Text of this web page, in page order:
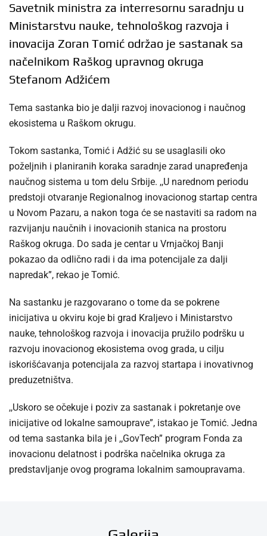
Savetnik ministra za interresornu saradnju u
Ministarstvu nauke, tehnološkog razvoja i
inovacija Zoran Tomić održao je sastanak sa
načelnikom Raškog upravnog okruga
Stefanom Adžićem
Tema sastanka bio je dalji razvoj inovacionog i naučnog
ekosistema u Raškom okrugu.
Tokom sastanka, Tomić i Adžić su se usaglasili oko
poželjnih i planiranih koraka saradnje zarad unapređenja
naučnog sistema u tom delu Srbije. ,,U narednom periodu
predstoji otvaranje Regionalnog inovacionog startap centra
u Novom Pazaru, a nakon toga će se nastaviti sa radom na
razvijanju naučnih i inovacionih stanica na prostoru
Raškog okruga. Do sada je centar u Vrnjačkoj Banji
pokazao da odlično radi i da ima potencijale za dalji
napredak”, rekao je Tomić.
Na sastanku je razgovarano o tome da se pokrene
inicijativa u okviru koje bi grad Kraljevo i Ministarstvo
nauke, tehnološkog razvoja i inovacija pružilo podršku u
razvoju inovacionog ekosistema ovog grada, u cilju
iskorišćavanja potencijala za razvoj startapa i inovativnog
preduzetništva.
,,Uskoro se očekuje i poziv za sastanak i pokretanje ove
inicijative od lokalne samouprave”, istakao je Tomić. Jedna
od tema sastanka bila je i ,,GovTech” program Fonda za
inovacionu delatnost i podrška načelnika okruga za
predstavljanje ovog programa lokalnim samoupravama.